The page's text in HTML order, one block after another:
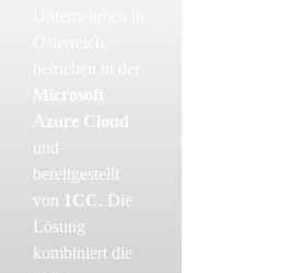
Microsoft
Azure Cloud
und
bereitgestellt
von 1CC. Die
Lösung
kombiniert die